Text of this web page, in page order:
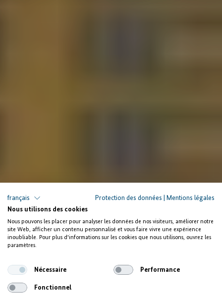
Autonomiser les jeunes
français Protection des données
Mentions légales
Nous utilisons des cookies
Nous pouvons les placer pour analyser les données de nos visiteurs, améliorer notre
site Web, afficher un contenu personnalisé et vous faire vivre une expérience
inoubliable. Pour plus d'informations sur les cookies que nous utilisons, ouvrez les
paramètres.
Nécessaire Performance
Fonctionnel